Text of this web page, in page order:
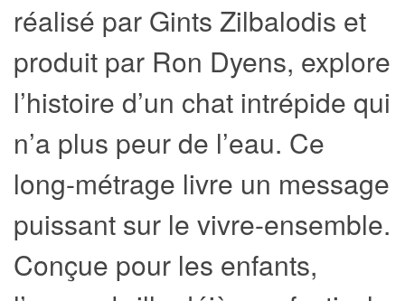
réalisé par Gints Zilbalodis et
produit par Ron Dyens, explore
l’histoire d’un chat intrépide qui
n’a plus peur de l’eau. Ce
long-métrage livre un message
puissant sur le vivre-ensemble.
Conçue pour les enfants,